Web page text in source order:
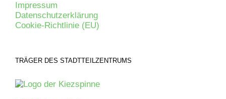
Impressum
Datenschutzerklärung
Cookie-Richtlinie (EU)
TRÄGER DES STADTTEILZENTRUMS